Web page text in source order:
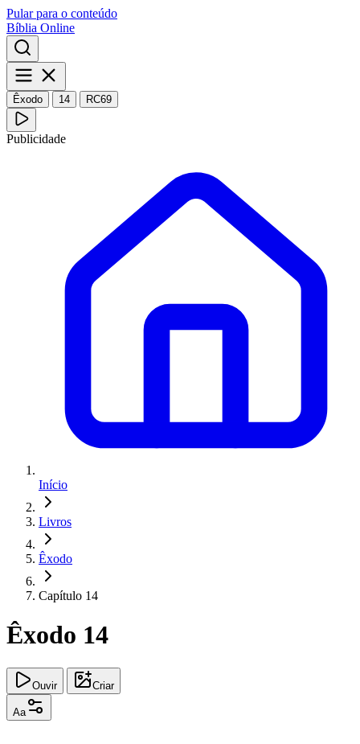
Pular para o conteúdo
Bíblia Online
Êxodo 14 RC69
Publicidade
Início
Livros
Êxodo
Capítulo 14
Êxodo 14
Ouvir Criar
Aa